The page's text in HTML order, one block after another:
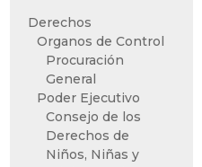
Derechos
Organos de Control
Procuración
General
Poder Ejecutivo
Consejo de los
Derechos de
Niños, Niñas y